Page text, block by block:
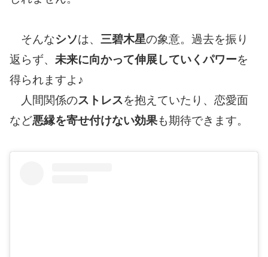
そんなシソは、 三碧木星の象意。過去を振り
返らず、 未来に向かって伸展していくパワーを
得られますよ♪
人間関係のストレスを抱えていたり、恋愛面
など悪縁を寄せ付けない効果も期待できます。